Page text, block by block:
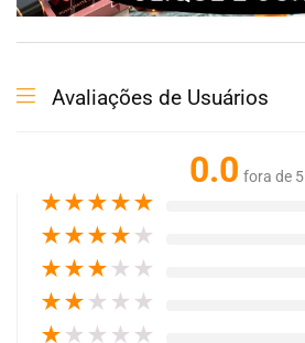
Avaliações de Usuários
0.0 fora de 5
★★★★★
★★★★ ★
★★★ ★ ★
★★ ★ ★ ★
★ ★ ★ ★ ★